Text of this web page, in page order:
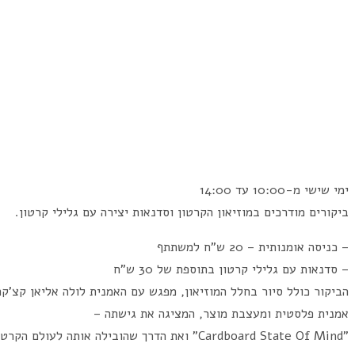
ימי שישי מ-10:00 עד 14:00
ביקורים מודרכים במוזיאון הקרטון וסדנאות יצירה עם גלילי קרטון.
– כניסה אומנותית – 20 ש"ח למשתתף
– סדנאות עם גלילי קרטון בתוספת של 30 ש"ח
הביקור כולל סיור בחלל המוזיאון, מפגש עם האמנית לולה אליאן
אמנית פלסטית ומעצבת מוצר, המציגה את גישתה –
"Cardboard State Of Mind" ואת הדרך שהובילה אותה לעולם הקרטון.